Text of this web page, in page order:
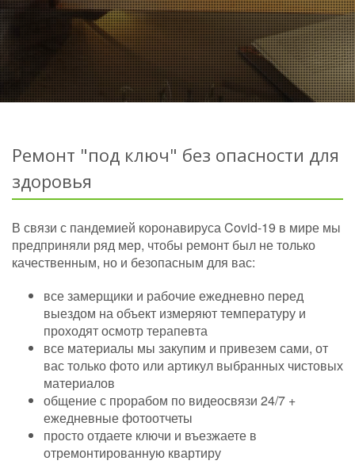
Ремонт "под ключ" без опасности для
здоровья
В связи с пандемией коронавируса Covid-19 в мире мы
предприняли ряд мер, чтобы ремонт был не только
качественным, но и безопасным для вас:
все замерщики и рабочие ежедневно перед
выездом на объект измеряют температуру и
проходят осмотр терапевта
все материалы мы закупим и привезем сами, от
вас только фото или артикул выбранных чистовых
материалов
общение с прорабом по видеосвязи 24/7 +
ежедневные фотоотчеты
просто отдаете ключи и въезжаете в
отремонтированную квартиру